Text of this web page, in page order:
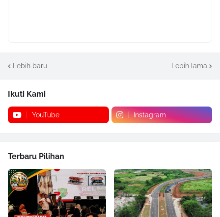
Lebih baru Lebih lama
Ikuti Kami
YouTube Instagram
Terbaru Pilihan